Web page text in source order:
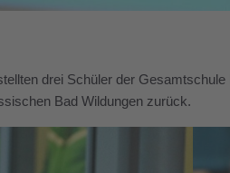
drei Schüler der
Bad Wildungen zurück.